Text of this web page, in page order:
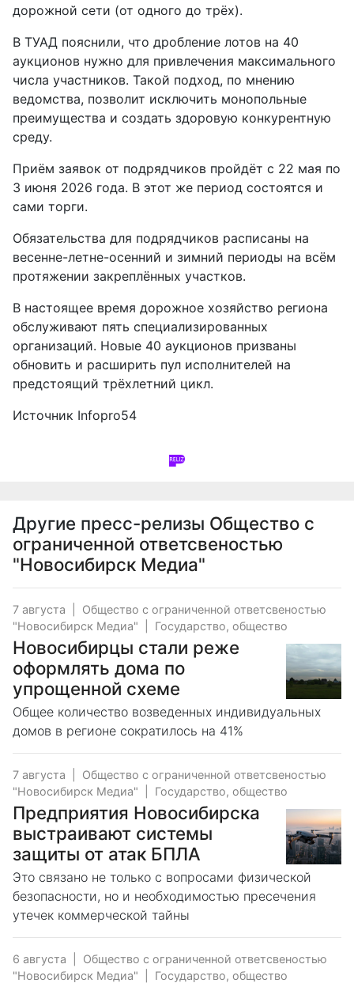
дорожной сети (от одного до трёх).
В ТУАД пояснили, что дробление лотов на 40
аукционов нужно для привлечения максимального
числа участников. Такой подход, по мнению
ведомства, позволит исключить монопольные
преимущества и создать здоровую конкурентную
среду.
Приём заявок от подрядчиков пройдёт с 22 мая по
3 июня 2026 года. В этот же период состоятся и
сами торги.
Обязательства для подрядчиков расписаны на
весенне-летне-осенний и зимний периоды на всём
протяжении закреплённых участков.
В настоящее время дорожное хозяйство региона
обслуживают пять специализированных
организаций. Новые 40 аукционов призваны
обновить и расширить пул исполнителей на
предстоящий трёхлетний цикл.
Источник Infopro54
Другие пресс-релизы Общество с
ограниченной ответсвеностью
"Новосибирск Медиа"
7 августа
Общество с ограниченной ответсвеностью
"Новосибирск Медиа"
Государство, общество
Новосибирцы стали реже
оформлять дома по
упрощенной схеме
Общее количество возведенных индивидуальных
домов в регионе сократилось на 41%
7 августа
Общество с ограниченной ответсвеностью
"Новосибирск Медиа"
Государство, общество
Предприятия Новосибирска
выстраивают системы
защиты от атак БПЛА
Это связано не только с вопросами физической
безопасности, но и необходимостью пресечения
утечек коммерческой тайны
6 августа
Общество с ограниченной ответсвеностью
"Новосибирск Медиа"
Государство, общество